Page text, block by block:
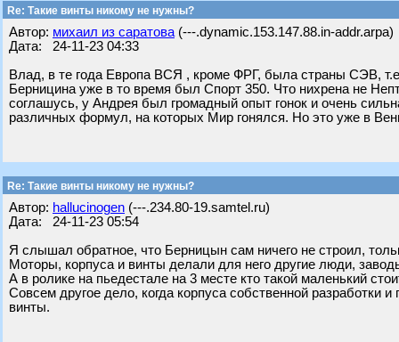
Re: Такие винты никому не нужны?
Автор: михаил из саратова (---.dynamic.153.147.88.in-addr.arpa)
Дата: 24-11-23 04:33
Влад, в те года Европа ВСЯ , кроме ФРГ, была страны СЭВ,
Берницина уже в то время был Спорт 350. Что нихрена не
соглашусь, у Андрея был громадный опыт гонок и очень
различных формул, на которых Мир гонялся. Но это уже в
Re: Такие винты никому не нужны?
Автор: hallucinogen (---.234.80-19.samtel.ru)
Дата: 24-11-23 05:54
Я слышал обратное, что Берницын сам ничего не строил,
Моторы, корпуса и винты делали для него другие люди,
А в ролике на пьедестале на 3 месте кто такой маленький
Совсем другое дело, когда корпуса собственной разработки
винты.